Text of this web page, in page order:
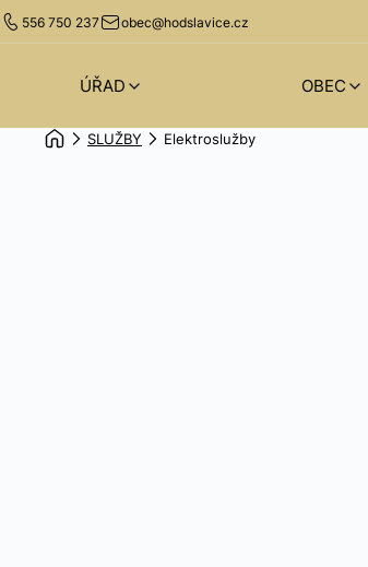
556 750 237 obec@hodslavice.cz
ÚŘAD OBEC
SLUŽBY Elektroslužby